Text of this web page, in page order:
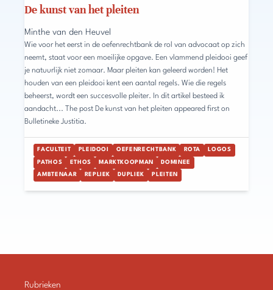
De kunst van het pleiten
Minthe van den Heuvel
Wie voor het eerst in de oefenrechtbank de rol van advocaat op zich
neemt, staat voor een moeilijke opgave. Een vlammend pleidooi geef
je natuurlijk niet zomaar. Maar pleiten kan geleerd worden! Het
houden van een pleidooi kent een aantal regels. Wie die regels
beheerst, wordt een succesvolle pleiter. In dit artikel besteed ik
aandacht... The post De kunst van het pleiten appeared first on
Bulletineke Justitia.
FACULTEIT PLEIDOOI OEFENRECHTBANK ROTA LOGOS
PATHOS ETHOS MARKTKOOPMAN DOMINEE
AMBTENAAR REPLIEK DUPLIEK PLEITEN
Rubrieken